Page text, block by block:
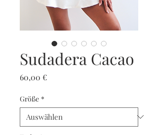
Sudadera Cacao
60,00 €Preis
Größe *